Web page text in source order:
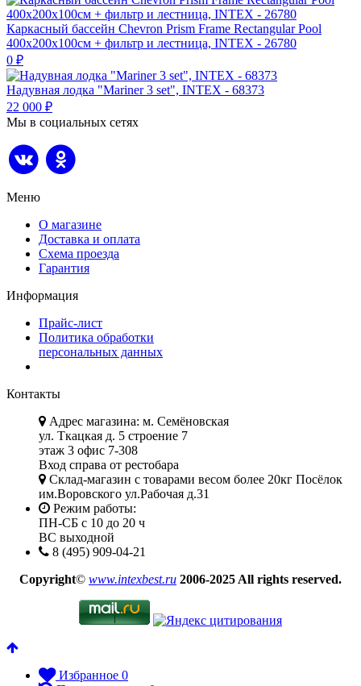
Каркасный бассейн Chevron Prism Frame Rectangular Pool
400х200х100см + фильтр и лестница, INTEX - 26780
0 ₽
Надувная лодка "Mariner 3 set", INTEX - 68373
22 000 ₽
Мы в социальных сетях
Меню
О магазине
Доставка и оплата
Схема проезда
Гарантия
Информация
Прайс-лист
Политика обработки
персональных данных
Контакты
Адрес магазина: м. Семёновская
ул. Ткацкая д. 5 строение 7
этаж 3 офис 7-308
Вход справа от рестобара
Склад-магазин с товарами весом более 20кг Посёлок
им.Воровского ул.Рабочая д.31
Режим работы:
ПН-СБ с 10 до 20 ч
ВС выходной
8 (495) 909-04-21
Copyright© www.intexbest.ru 2006-2025 All rights reserved.
Избранное 0